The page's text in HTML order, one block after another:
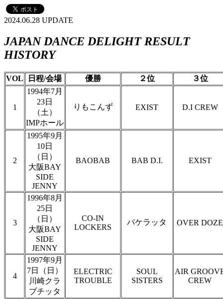
2024.06.28 UPDATE
JAPAN DANCE DELIGHT RESULT
HISTORY
VOL 日程/会場 優勝 ２位 ３位
1
1994年7月
23日
（土）
IMPホール
りもこんず EXIST D.I CREW
2
1995年9月
10日
（日）
大阪BAY
SIDE
JENNY
BAOBAB BAB D.I. EXIST
3
1996年8月
25日
（日）
大阪BAY
SIDE
JENNY
CO-IN
LOCKERS
パケラッタ OVER DOZE
4
1997年9月
7日（日）
川崎クラ
ブチッタ
ELECTRIC
TROUBLE
SOUL
SISTERS
AIR
CREW